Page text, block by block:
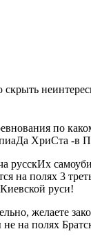
по
ХриСта -в
русскИх
на полях 3
руси!
желаете
на полях